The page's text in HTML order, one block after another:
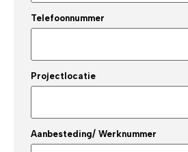
Telefoonnummer
Projectlocatie
Aanbesteding/ Werknummer